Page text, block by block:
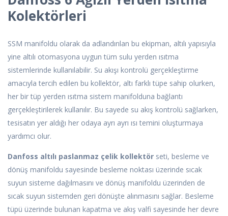
Kolektörleri
SSM manifoldu olarak da adlandırılan bu ekipman, altılı yapısıyla
yine altılı otomasyona uygun tüm sulu yerden ısıtma
sistemlerinde kullanılabilir. Su akışı kontrolü gerçekleştirme
amacıyla tercih edilen bu kollektör, altı farklı tüpe sahip olurken,
her bir tüp yerden ısıtma sistem manifolduna bağlantı
gerçekleştirilerek kullanılır. Bu sayede su akış kontrolü sağlarken,
tesisatın yer aldığı her odaya ayrı ayrı ısı temini oluşturmaya
yardımcı olur.
Danfoss altılı paslanmaz çelik kollektör seti, besleme ve
dönüş manifoldu sayesinde besleme noktası üzerinde sıcak
suyun sisteme dağılmasını ve dönüş manifoldu üzerinden de
sıcak suyun sistemden geri dönüşte alınmasını sağlar. Besleme
tüpü üzerinde bulunan kapatma ve akış valfi sayesinde her devre